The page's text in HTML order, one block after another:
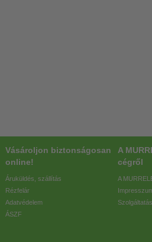
Vásároljon biztonságosan
online!
Áruküldés, szállítás
Rézfelár
Adatvédelem
ÁSZF
A
cégről
A